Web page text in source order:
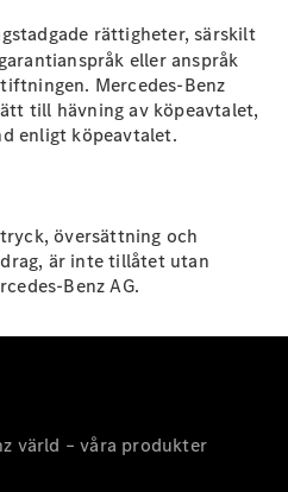
Store
rättigheter, särskilt
eller anspråk
Mercedes-Benz
till hävning av köpeavtalet,
enligt köpeavtalet.
översättning och
är inte tillåtet utan
Benz AG.
värld – våra produkter